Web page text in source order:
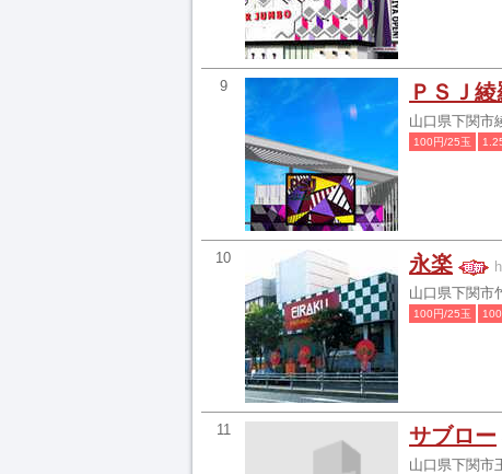
9 ＰＳＪ
山口県下関市
100円/25玉
10 永楽
山口県下関市
100円/25玉
11 サブロー
山口県下関市